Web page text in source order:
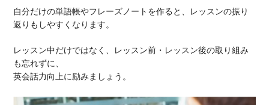
自分だけの単語帳やフレーズノートを作ると、レッスンの振り
返りもしやすくなります。
レッスン中だけではなく、レッスン前・レッスン後の取り組み
も忘れずに、
英会話力向上に励みましょう。